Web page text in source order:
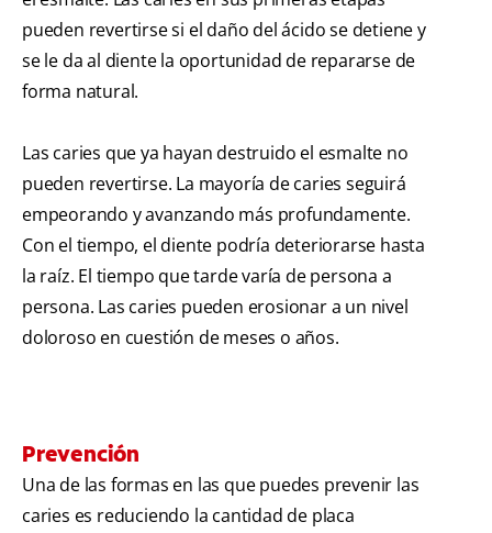
pueden revertirse si el daño del ácido se detiene y
se le da al diente la oportunidad de repararse de
forma natural.
Las caries que ya hayan destruido el esmalte no
pueden revertirse. La mayoría de caries seguirá
empeorando y avanzando más profundamente.
Con el tiempo, el diente podría deteriorarse hasta
la raíz. El tiempo que tarde varía de persona a
persona. Las caries pueden erosionar a un nivel
doloroso en cuestión de meses o años.
Prevención
Una de las formas en las que puedes prevenir las
caries es reduciendo la cantidad de placa